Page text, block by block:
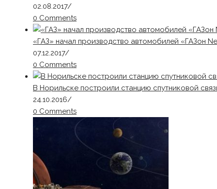
02.08.2017/
0 Comments
«ГАЗ» начал производство автомобилей «ГАЗон
07.12.2017/
0 Comments
В Норильске построили станцию спутниковой
24.10.2016/
0 Comments